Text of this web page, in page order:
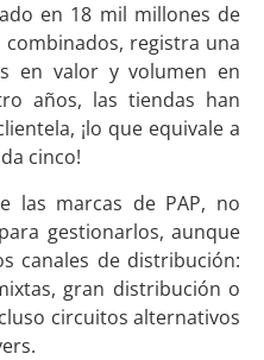
en 18 mil millones de
registra una
en valor y volumen en
años, las tiendas han
¡lo que equivale a
cinco!
las marcas de PAP, no
gestionarlos, aunque
canales de distribución:
gran distribución o
circuitos alternativos